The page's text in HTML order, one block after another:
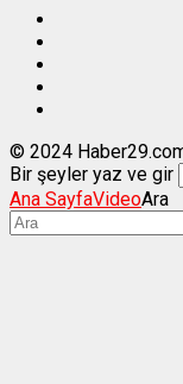
© 2024
Bir şeyler yaz ve gir
Ana SayfaVideoAra